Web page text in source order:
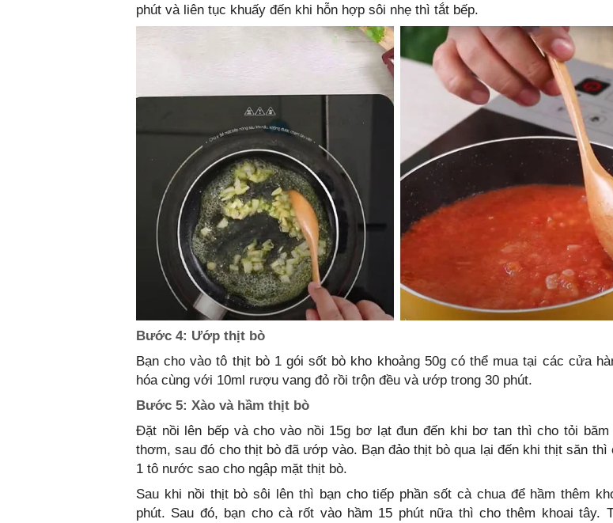
phút và liên tục khuấy đến khi hỗn hợp sôi nhẹ thì tắt bếp.
Bước 4: Ướp thịt bò
Bạn cho vào tô thịt bò 1 gói sốt bò kho khoảng 50g có thể mua tại các cửa
hóa cùng với 10ml rượu vang đỏ rồi trộn đều và ướp trong 30 phút.
Bước 5: Xào và hầm thịt bò
Đặt nồi lên bếp và cho vào nồi 15g bơ lạt đun đến khi bơ tan thì cho tỏi băm
thơm, sau đó cho thịt bò đã ướp vào. Bạn đảo thịt bò qua lại đến khi thịt săn thì
1 tô nước sao cho ngập mặt thịt bò.
Sau khi nồi thịt bò sôi lên thì bạn cho tiếp phần sốt cà chua để hầm thêm
phút. Sau đó, bạn cho cà rốt vào hầm 15 phút nữa thì cho thêm khoai tây.